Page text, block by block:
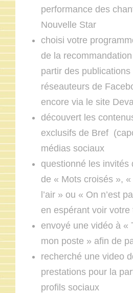
performance des
Nouvelle Star
choisi votre
de la
partir des
réseauteurs de
encore via le site
découvert les
exclusifs de Bref
médias sociaux
questionné les invités
de « Mots croisés », «
l’air » ou « On n’est
en espérant voir votre
envoyé une vidéo à «
mon poste » afin de
recherché une video
prestations pour la
profils sociaux